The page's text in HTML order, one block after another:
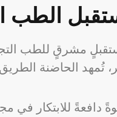
مستقبلٍ مشرقٍ للطب
دافعةً للابتكار